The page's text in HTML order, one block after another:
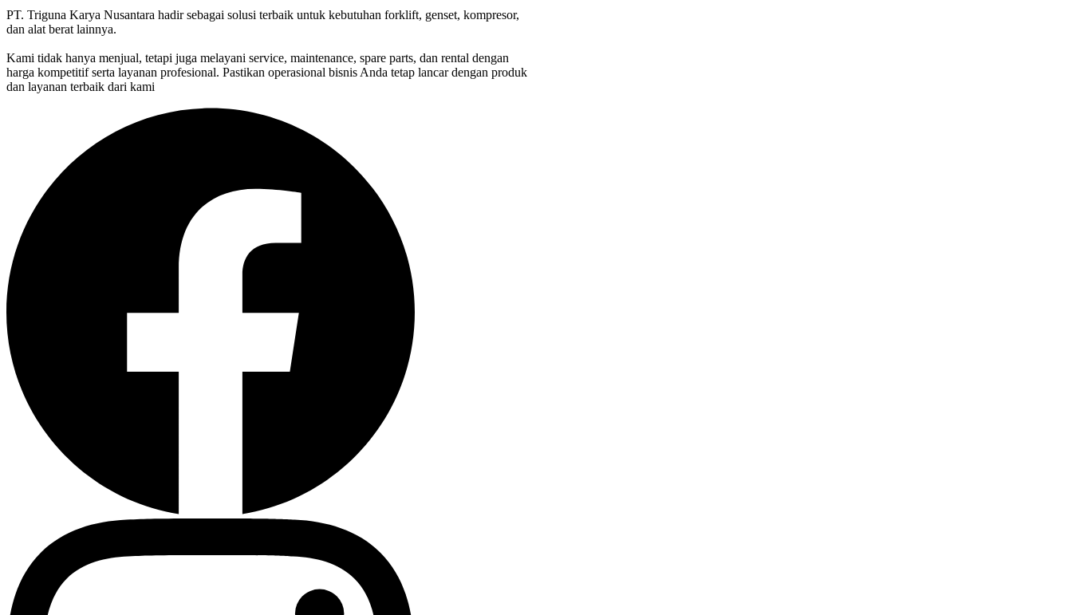
PT. Triguna Karya Nusantara hadir sebagai solusi terbaik untuk kebutuhan forklift, genset, kompresor,
dan alat berat lainnya.
Kami tidak hanya menjual, tetapi juga melayani service, maintenance, spare parts, dan rental dengan
harga kompetitif serta layanan profesional. Pastikan operasional bisnis Anda tetap lancar dengan produk
dan layanan terbaik dari kami